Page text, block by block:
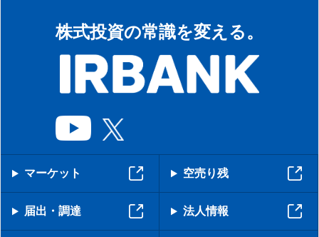
株式投資の常識を変える。
マーケット 空売り残
届出・調達 法人情報